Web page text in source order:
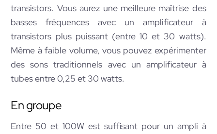
transistors. Vous aurez une meilleure maîtrise des
basses fréquences avec un amplificateur à
transistors plus puissant (entre 10 et 30 watts).
Même à faible volume, vous pouvez expérimenter
des sons traditionnels avec un amplificateur à
tubes entre 0,25 et 30 watts.
En groupe
Entre 50 et 100W est suffisant pour un ampli à